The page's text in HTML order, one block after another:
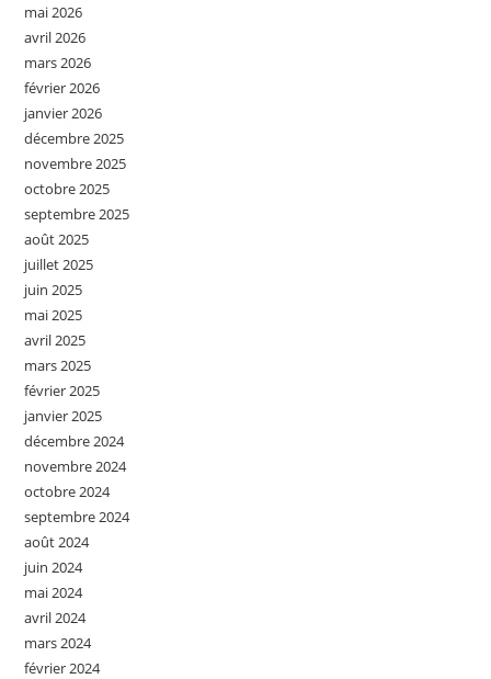
mai 2026
avril 2026
mars 2026
février 2026
janvier 2026
décembre 2025
novembre 2025
octobre 2025
septembre 2025
août 2025
juillet 2025
juin 2025
mai 2025
avril 2025
mars 2025
février 2025
janvier 2025
décembre 2024
novembre 2024
octobre 2024
septembre 2024
août 2024
juin 2024
mai 2024
avril 2024
mars 2024
février 2024